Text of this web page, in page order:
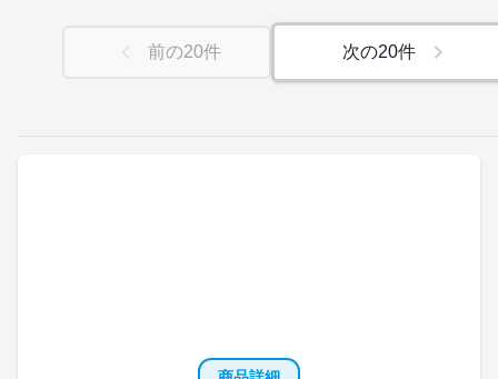
前の20件 次の20件